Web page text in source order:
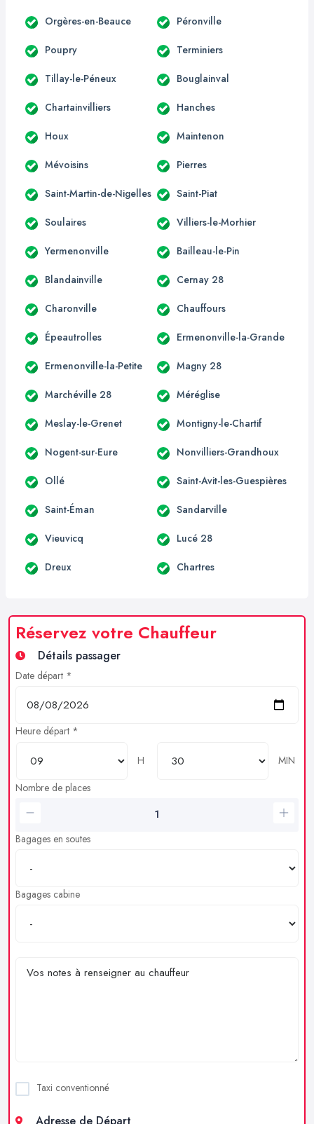
Orgères-en-Beauce Péronville
Poupry Terminiers
Tillay-le-Péneux Bouglainval
Chartainvilliers Hanches
Houx Maintenon
Mévoisins Pierres
Saint-Martin-de-Nigelles Saint-Piat
Soulaires Villiers-le-Morhier
Yermenonville Bailleau-le-Pin
Blandainville Cernay 28
Charonville Chauffours
Épeautrolles Ermenonville-la-Grande
Ermenonville-la-Petite Magny 28
Marchéville 28 Méréglise
Meslay-le-Grenet Montigny-le-Chartif
Nogent-sur-Eure Nonvilliers-Grandhoux
Ollé Saint-Avit-les-Guespières
Saint-Éman Sandarville
Vieuvicq Lucé 28
Dreux Chartres
Réservez votre Chauffeur
Détails passager
Date départ *
Heure départ *
H
MIN
Nombre de places
Bagages en soutes
Bagages cabine
Taxi conventionné
Adresse de Départ